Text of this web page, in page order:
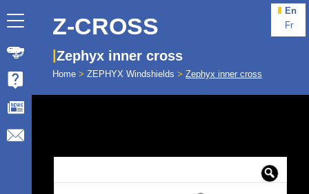
En
Fr
Z-CROSS
Zephyx inner cross
Home > ZEPHYX Windshields > Zephyx inner cross